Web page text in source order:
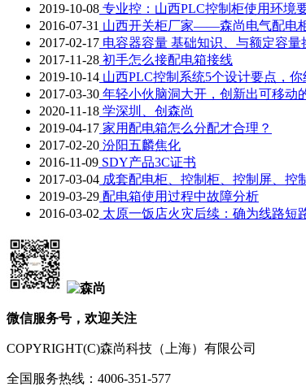
2019-10-08 专业控：山西PLC控制柜使用环境
2016-07-31 山西开关柜厂家——森尚电气配电
2017-02-17 电容器容量 基础知识、与额定容量
2017-11-28 初手怎么接配电箱接线
2019-10-14 山西PLC控制系统5个设计要点，你
2017-03-30 年轻小伙脑洞大开，创新出可移动
2020-11-18 学深圳、创森尚
2019-04-17 家用配电箱怎么分配才合理？
2017-02-20 汾阳五麟焦化
2016-11-09 SDY产品3C证书
2017-03-04 成套配电柜、控制柜、控制屏、控
2019-03-29 配电箱使用过程中故障分析
2016-03-02 太原一饭店火灾后续：确为线路短
微信服务号，欢迎关注
COPYRIGHT(C)森尚科技（上海）有限公司
全国服务热线：4006-351-577